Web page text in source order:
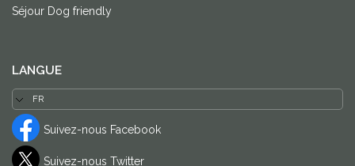
Séjour Dog friendly
LANGUE
Suivez-nous Facebook
Suivez-nous Twitter